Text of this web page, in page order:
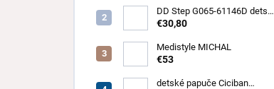
DD Step G065-61146D detská
obuv
€30,80
Medistyle MICHAL
€53
detské papuče Ciciban